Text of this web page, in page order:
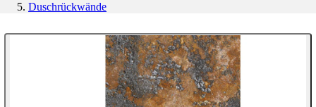
Duschrückwände